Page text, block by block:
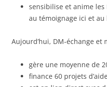
sensibilise et anime les
au témoignage ici et au
Aujourd’hui, DM-échange et
gère une moyenne de
finance 60 projets